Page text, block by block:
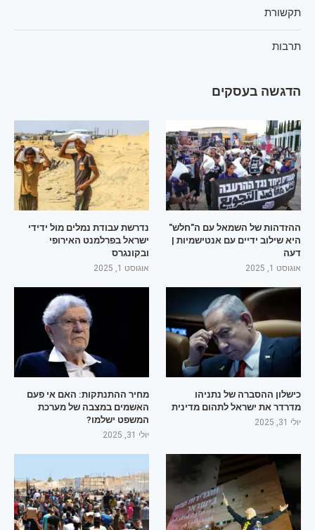
תקשורת
תרבות
הדגשה בעסקים
ההזדהות של השמאל עם ה"חלש"
היא שילוב ידיים עם אנטישמיות |
דעה
אוגוסט 1, 2025
נדרשת עבודת נמלים מול ידידי
ישראל בפרלמנט האירופי
ובקונגרס
אוגוסט 1, 2025
כישלון ההסברה של נתניהו
מדרדר את ישראל לתהום מדינית
יולי 31, 2025
מחיר ההתנתקות: האם אי פעם
האשמים במצבה של מערכת
המשפט ישלמו?
יולי 31, 2025